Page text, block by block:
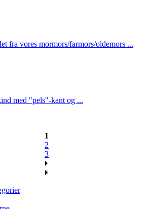
fra vores mormors/farmors/oldemors ...
med "pels"-kant og ...
1
2
3